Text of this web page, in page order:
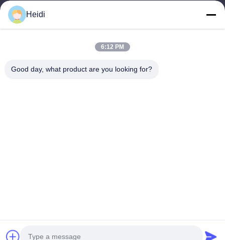
Επικοινωνήστε μαζί μας
Κατηγορίες
Μη συνεχείς ίνες πολυεστέρα
Φύλλα πολυεστέρα χαμηλής τήξης
Heidi
6:12 PM
Good day, what product are you looking for?